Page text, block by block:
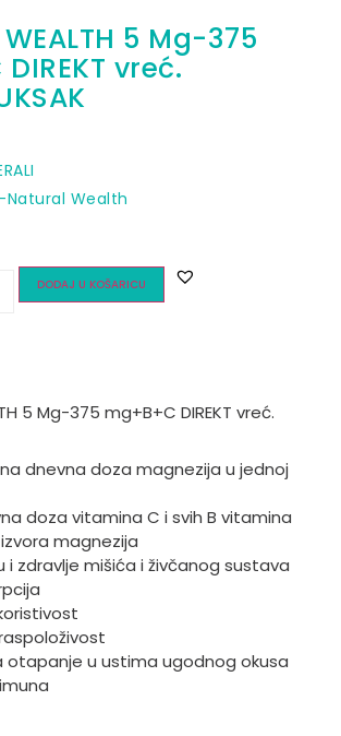
WEALTH 5 Mg-375
vreć.
Natural Wealth
DODAJ U KOŠARICU
5 Mg-375 mg+B+C DIREKT vreć.
dnevna doza magnezija u jednoj
doza vitamina C i svih B vitamina
magnezija
i zdravlje mišića i živčanog sustava
otapanje u ustima ugodnog okusa